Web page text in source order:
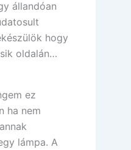
állandóan
hogy
oldalán…
ez
ha nem
lámpa. A